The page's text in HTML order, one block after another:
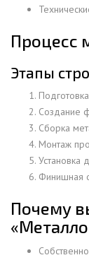
Процесс
Этапы
Создание
Сборка
Монтаж
Установка
Финишная
Почему